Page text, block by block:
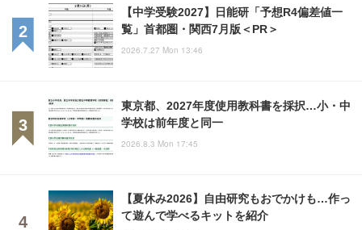
【中学受験2027】日能研「予想R4偏差値一
覧」首都圏・関西7月版＜PR＞
2026.7.27 Mon 13:46
東京都、2027年度使用教科書を採択…小・中
学校は前年度と同一
2026.8.3 Mon 17:45
【夏休み2026】自由研究もおでかけも…作っ
て遊んで学べるキットを紹介